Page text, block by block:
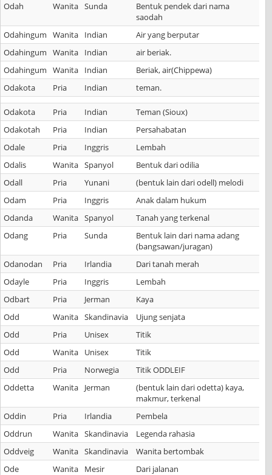
Odah
Wanita Sunda
Bentuk pendek dari nama
saodah
Odahingum
Wanita Indian
Air yang berputar
Odahingum
Wanita Indian
air beriak.
Odahingum
Wanita Indian
Beriak, air(Chippewa)
Odakota
Pria Indian teman.
Odakota Pria Indian
Teman (Sioux)
Odakotah
Pria Indian
Persahabatan
Odale
Pria Inggris
Lembah
Odalis
Wanita Spanyol
Bentuk dari odilia
Odall
Pria Yunani
(bentuk lain dari odell) melodi
Odam
Pria Inggris
Anak dalam hukum
Odanda
Wanita Spanyol
Tanah yang terkenal
Odang
Pria Sunda
Bentuk lain dari nama adang
(bangsawan/juragan)
Odanodan
Pria Irlandia
Dari tanah merah
Odayle
Pria Inggris
Lembah
Odbart
Pria Jerman
Kaya
Odd
Wanita Skandinavia
Ujung senjata
Odd
Pria Unisex
Titik
Odd
Wanita Unisex
Titik
Odd
Pria Norwegia
Titik ODDLEIF
Oddetta
Wanita Jerman
(bentuk lain dari odetta) kaya,
makmur, terkenal
Oddin
Pria Irlandia
Pembela
Oddrun
Wanita Skandinavia
Legenda rahasia
Oddveig
Wanita Skandinavia
Wanita bertombak
Ode
Wanita Mesir
Dari jalanan